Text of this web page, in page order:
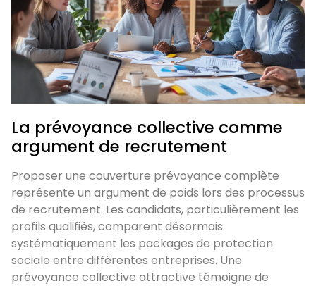
La prévoyance collective comme
argument de recrutement
Proposer une couverture prévoyance complète
représente un argument de poids lors des processus
de recrutement. Les candidats, particulièrement les
profils qualifiés, comparent désormais
systématiquement les packages de protection
sociale entre différentes entreprises. Une
prévoyance collective attractive témoigne de